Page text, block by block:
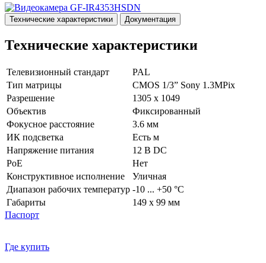
Технические характеристики Документация
Технические характеристики
Телевизионный стандарт
PAL
Тип матрицы
CMOS 1/3” Sony 1.3MPix
Разрешение
1305 х 1049
Объектив
Фиксированный
Фокусное расстояние
3.6 мм
ИК подсветка
Есть м
Напряжение питания
12 B DC
PoE
Нет
Конструктивное исполнение
Уличная
Диапазон рабочих температур -10 ... +50 °С
Габариты
149 x 99 мм
Паспорт
Где купить